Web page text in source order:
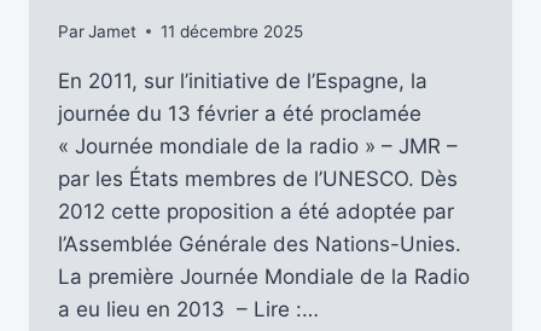
ParJamet 11 décembre 2025
En 2011, sur l’initiative de l’Espagne, la
journée du 13 février a été proclamée
« Journée mondiale de la radio » – JMR –
par les États membres de l’UNESCO. Dès
2012 cette proposition a été adoptée par
l’Assemblée Générale des Nations-Unies.
La première Journée Mondiale de la Radio
a eu lieu en 2013 – Lire :…